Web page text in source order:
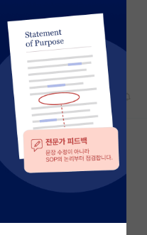
, 미국 빅테크 기업 취